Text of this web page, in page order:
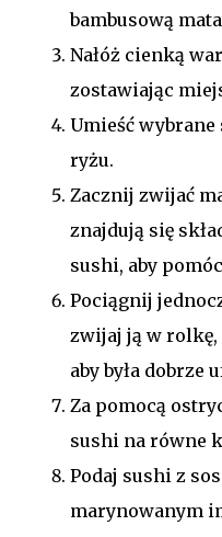
bambusową
Nałóż cienką
zostawiając
Umieść
ryżu.
Zacznij zwijać
znajdują się
sushi, aby
Pociągnij
zwijaj ją w
aby była dobrze
Za pomocą
sushi na równe
Podaj sushi z
marynowanym